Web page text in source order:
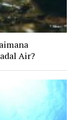
Air?